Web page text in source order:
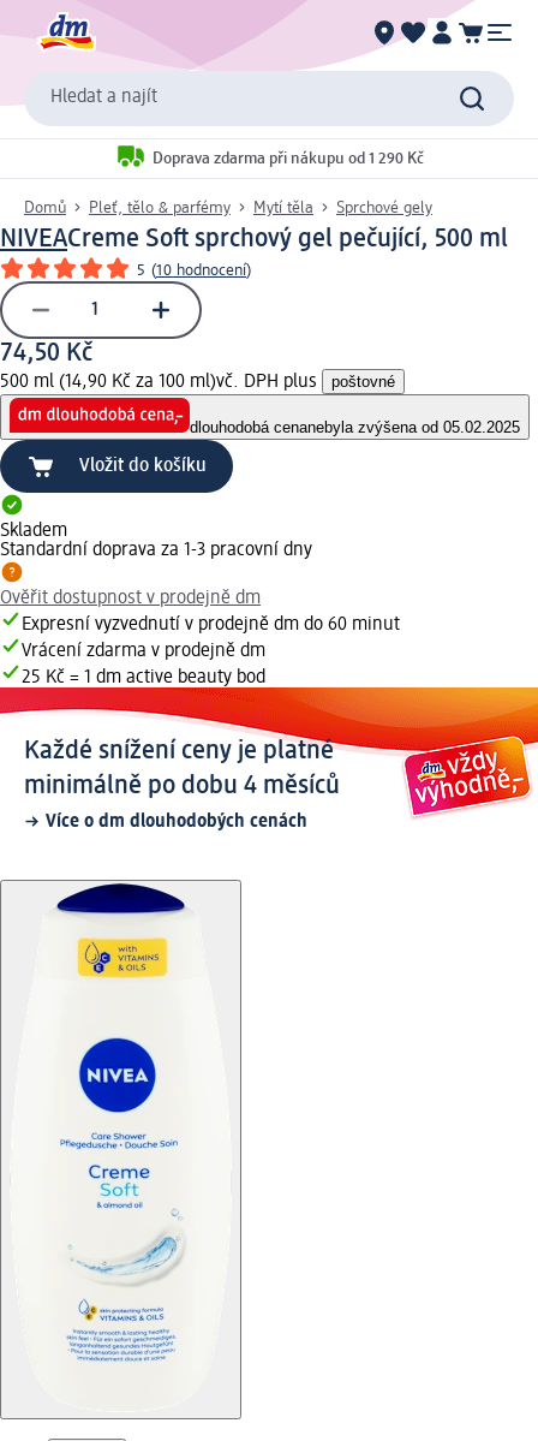
Hledat a najít
Doprava zdarma při nákupu od 1 290 Kč
Domů Pleť, tělo & parfémy Mytí těla Sprchové gely
NIVEACreme Soft sprchový gel pečující, 500 ml
5 (10 hodnocení)
74,50 Kč
500 ml (14,90 Kč za 100 ml)vč. DPH plus poštovné
dlouhodobá cenanebyla zvýšena od 05.02.2025
Vložit do košíku
Skladem
Standardní doprava za 1-3 pracovní dny
Ověřit dostupnost v prodejně dm
Expresní vyzvednutí v prodejně dm do 60 minut
Vrácení zdarma v prodejně dm
25 Kč = 1 dm active beauty bod
Každé snížení ceny je platné
minimálně po dobu 4 měsíců
Více o dm dlouhodobých cenách